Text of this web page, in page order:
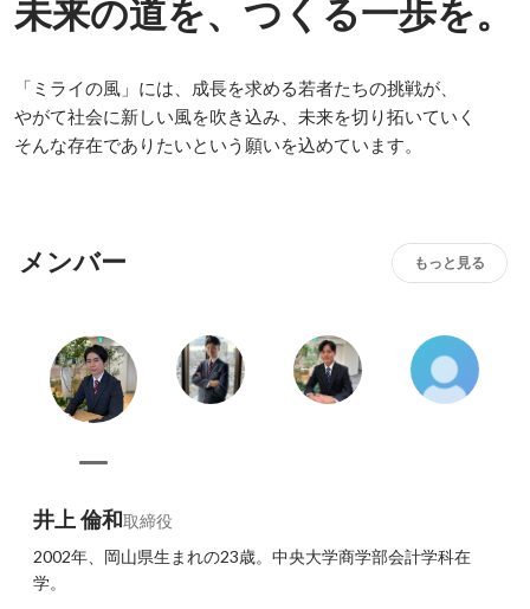
未来の道を、つくる一歩を。
「ミライの風」には、成長を求める若者たちの挑戦が、
やがて社会に新しい風を吹き込み、未来を切り拓いていく
そんな存在でありたいという願いを込めています。
メンバー もっと見る
井上 倫和取締役
2002年、岡山県生まれの23歳。中央大学商学部会計学科在
学。